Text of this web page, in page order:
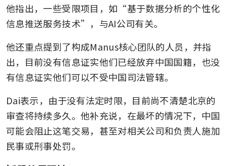
他指出，一些受限项目，如“基于数据分析的个性化
信息推送服务技术”，与AI公司有关。
他还重点提到了构成Manus核心团队的人员，并指
出，目前没有信息证实他们已经放弃中国国籍，也没
有信息证实他们可以不受中国司法管辖。
Dai表示，由于没有法定时限，目前尚不清楚北京的
审查将持续多久。他补充说，在最坏的情况下，中国
可能会阻止这笔交易，甚至对相关公司和负责人施加
民事或刑事处罚。